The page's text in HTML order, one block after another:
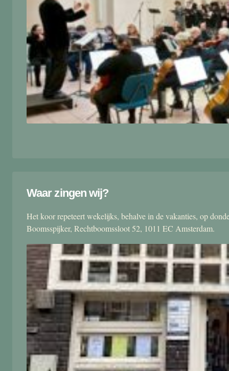
Waar zingen wij?
Het koor repeteert wekelijks, behalve in de vakanties, op
Boomsspijker, Rechtboomssloot 52, 1011 EC Amsterdam.